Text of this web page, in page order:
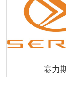
赛力